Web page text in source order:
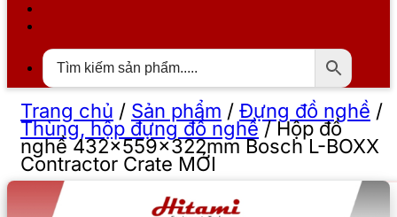
Trang chủ / Sản phẩm / Đựng đồ nghề /
Thùng, hộp đựng đồ nghề/Hộp đồ
nghề 432x559x322mm Bosch L-BOXX
Contractor Crate MỚI